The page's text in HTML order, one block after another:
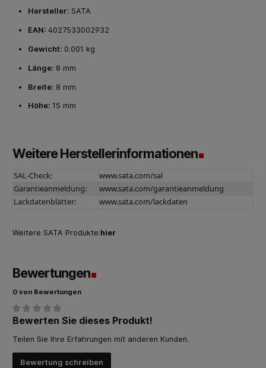
Hersteller: SATA
EAN: 4027533002932
Gewicht: 0.001 kg
Länge: 8 mm
Breite: 8 mm
Höhe: 15 mm
Weitere Herstellerinformationen
SAL-Check:
www.sata.com/sal
Garantieanmeldung:
www.sata.com/garantieanmeldung
Lackdatenblätter:
www.sata.com/lackdaten
Weitere SATA Produkte:hier
Bewertungen
0 von Bewertungen
Durchschnittliche Bewertung von 0 von 5 Sternen
Bewerten Sie dieses Produkt!
Teilen Sie Ihre Erfahrungen mit anderen Kunden.
Bewertung schreiben